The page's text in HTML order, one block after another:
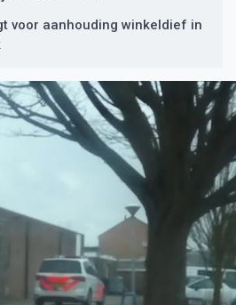
voor aanhouding winkeldief in